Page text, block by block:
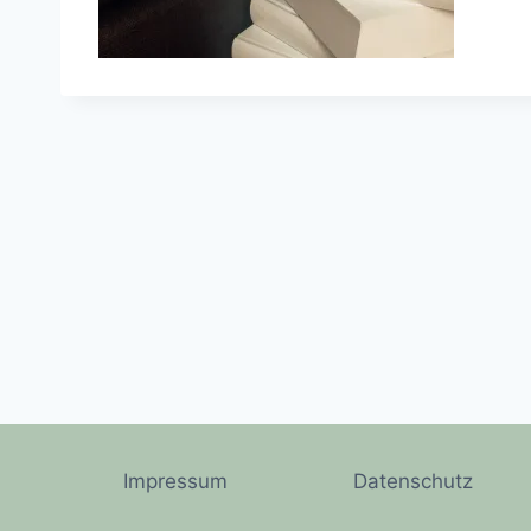
Impressum Datenschutz